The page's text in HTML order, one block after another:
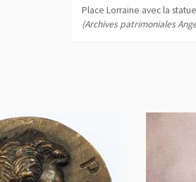
Place Lorraine avec la
(Archives patrimoniales